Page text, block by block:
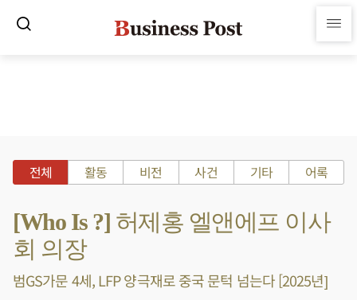
전체 활동 비전 사건 기타 어록
[Who Is ?] 허제홍 엘앤에프 이사
회 의장
범GS가문 4세, LFP 양극재로 중국 문턱 넘는다 [2025년]